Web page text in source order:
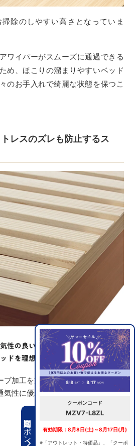
期間限定クーポン
クーポンコード
MZV7-L8ZL
有効期限：8月8日(土)～8月17日(月)
※「アウトレット・特価品」、「クーポ
除のしやすい高さとなっていま
ワイパーがスムーズに通過できる
め、ほこりの溜まりやすいベッド
のお手入れで綺麗な状態を保つこ
レスのズレも防止するス
加工を施したスノコ床板を採
気性に優れ、マットレスのズレ防